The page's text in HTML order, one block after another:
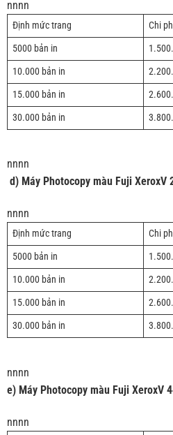
nnnn
Định mức trang
Chi
5000 bản in
10.000 bản in
15.000 bản in
30.000 bản in
nnnn
d) Máy Photocopy màu Fuji XeroxV
nnnn
Định mức trang
Chi
5000 bản in
10.000 bản in
15.000 bản in
30.000 bản in
nnnn
e) Máy Photocopy màu Fuji XeroxV
nnnn